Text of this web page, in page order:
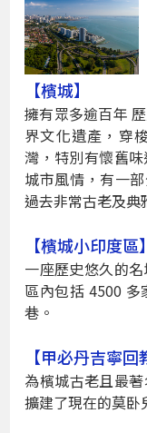
【檳城】
擁有眾多逾百年
界文化遺產，穿
灣，特別有懷舊
城市風情，有一
過去非常古老及典
【檳城小印度區】
一座歷史悠久的
區內包括 4500
巷。
【甲必丹吉寧回
為檳城古老且最
擴建了現在的莫卧